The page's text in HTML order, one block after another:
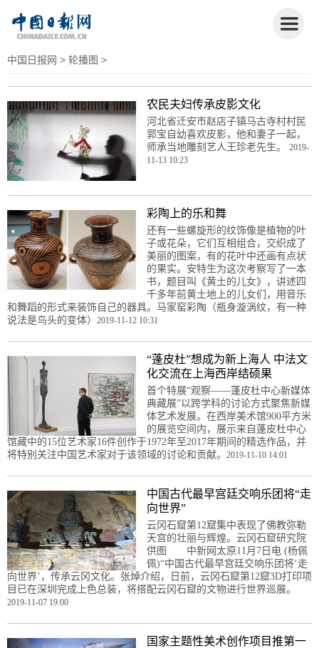
中国日报网 > 轮播图 >
农民夫妇传承皮影文化
河北省迁安市赵店子镇马古寺村村民
郭宝自幼喜欢皮影，他和妻子一起，
师承当地雕刻艺人王珍老先生。 2019-
11-13 10:23
彩陶上的乐和舞
还有一些螺旋形的纹饰像是植物的叶
子或花朵，它们互相组合，交织成了
美丽的图案，有的花叶中还画有点状
的果实。安特生为这次考察写了一本
书，题目叫《黄土的儿女》，讲述四
千多年前黄土地上的儿女们，用音乐
和舞蹈的形式来装饰自己的器具。马家窑彩陶（瓶身漩涡纹，有一种
说法是鸟头的变体） 2019-11-12 10:31
“蓬皮杜”想成为新上海人 中法文
化交流在上海西岸结硕果
首个特展“观察——蓬皮杜中心新媒体
典藏展”以跨学科的讨论方式聚焦新媒
体艺术发展。在西岸美术馆900平方米
的展览空间内，展示来自蓬皮杜中心
馆藏中的15位艺术家16件创作于1972年至2017年期间的精选作品，并
将特别关注中国艺术家对于该领域的讨论和贡献。 2019-11-10 14:01
中国古代最早宫廷交响乐团将“走
向世界”
云冈石窟第12窟集中表现了佛教弥勒
天宫的壮丽与辉煌。云冈石窟研究院
供图 中新网太原11月7日电 (杨佩
佩)“中国古代最早宫廷交响乐团将‘走
向世界’，传承云冈文化。张焯介绍，日前，云冈石窟第12窟3D打印项
目已在深圳完成上色总装，将搭配云冈石窟的文物进行世界巡展。
2019-11-07 19:00
国家主题性美术创作项目推第一